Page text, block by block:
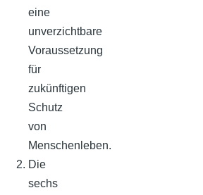
eine
unverzichtbare
Voraussetzung
für
zukünftigen
Schutz
von
Menschenleben.
Die
sechs